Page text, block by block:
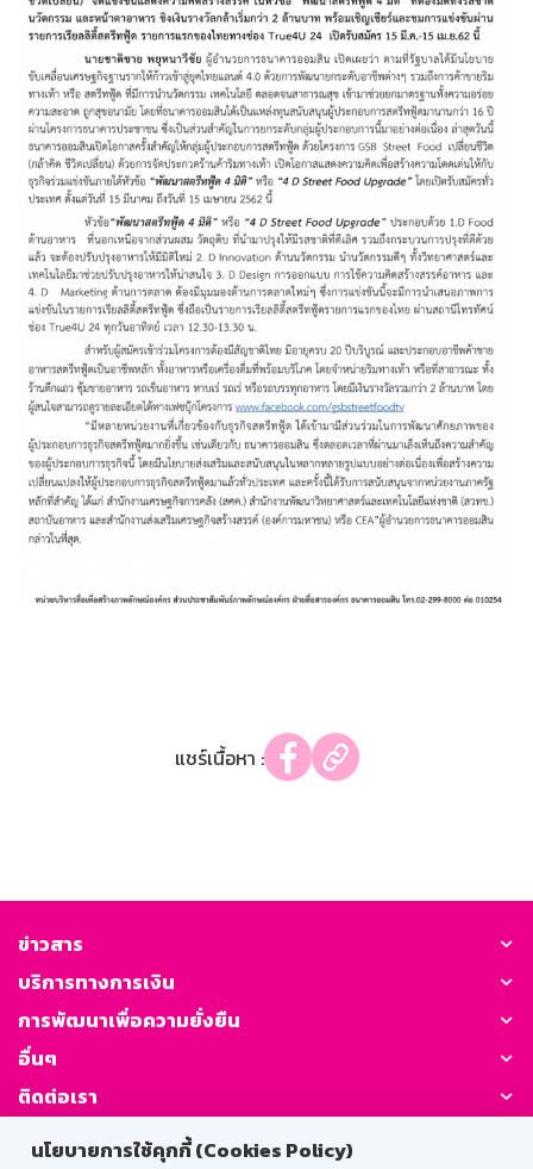
นโยบายการใช้คุกกี้ (Cookies Policy)
แชร์เนื้อหา :
ข่าวสาร
บริการทางการเงิน
การพัฒนาเพื่อความยั่งยืน
อื่นๆ
ติดต่อเรา
GSB Society: